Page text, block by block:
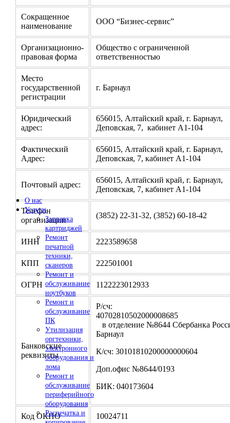
О нас
Услуги
Заправка
картриджей
Ремонт
печатной
техники,
сканеров
Ремонт и
обслуживание
ноутбуков
Ремонт и
обслуживание
ПК
Утилизация
оргтехники,
электронного
оборудования и
лома
Ремонт и
обслуживание
периферийного
оборудования
Распечатка и
Сокращенное
наименование
ООО “Бизнес-сервис”
Организационно-
правовая форма
Общество с ограниченной
ответственностью
Место
государственной
регистрации
г. Барнаул
Юридический
адрес:
656015, Алтайский край, г. Барнаул,
Деповская, 7, кабинет А1-104
Фактический
Адрес:
656015, Алтайский край, г. Барнаул,
Деповская, 7, кабинет А1-104
Почтовый адрес:
656015, Алтайский край, г. Барнаул,
Деповская, 7, кабинет А1-104
Телефон
организации
(3852) 22-31-32, (3852) 60-18-42
ИНН 2223589658
КПП 222501001
ОГРН 1122223012933
Банковские
реквизиты
Р/сч:
в отделение №8644 Сбербанка
Барнаул
К/сч: 30101810200000000604
Доп.офис №8644/0193
БИК: 040173604
Код ОКПО 10024711